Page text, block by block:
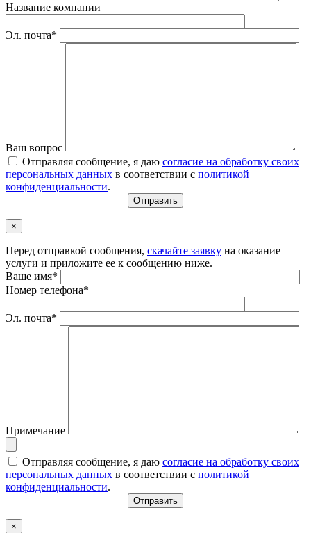
Название компании
Эл. почта*
Ваш вопрос
Отправляя сообщение, я даю согласие на обработку своих
персональных данных в соответствии с политикой
конфиденциальности.
×
Перед отправкой сообщения, скачайте заявку на оказание
услуги и приложите ее к сообщению ниже.
Ваше имя*
Номер телефона*
Эл. почта*
Примечание
Отправляя сообщение, я даю согласие на обработку своих
персональных данных в соответствии с политикой
конфиденциальности.
×